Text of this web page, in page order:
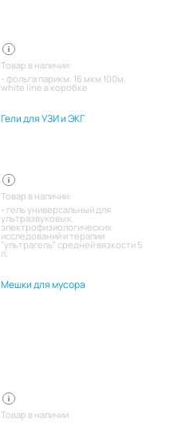
Товар в наличии:
фольга парикм. 16 мкм 100м.
white line в коробке
Гели для УЗИ и ЭКГ
Товар в наличии:
гель универсальный для
ультразвуковых,
электрофизиологических
исследований и терапии
"ультрагель" средней вязкости 5
л.
Мешки для мусора
Товар в наличии